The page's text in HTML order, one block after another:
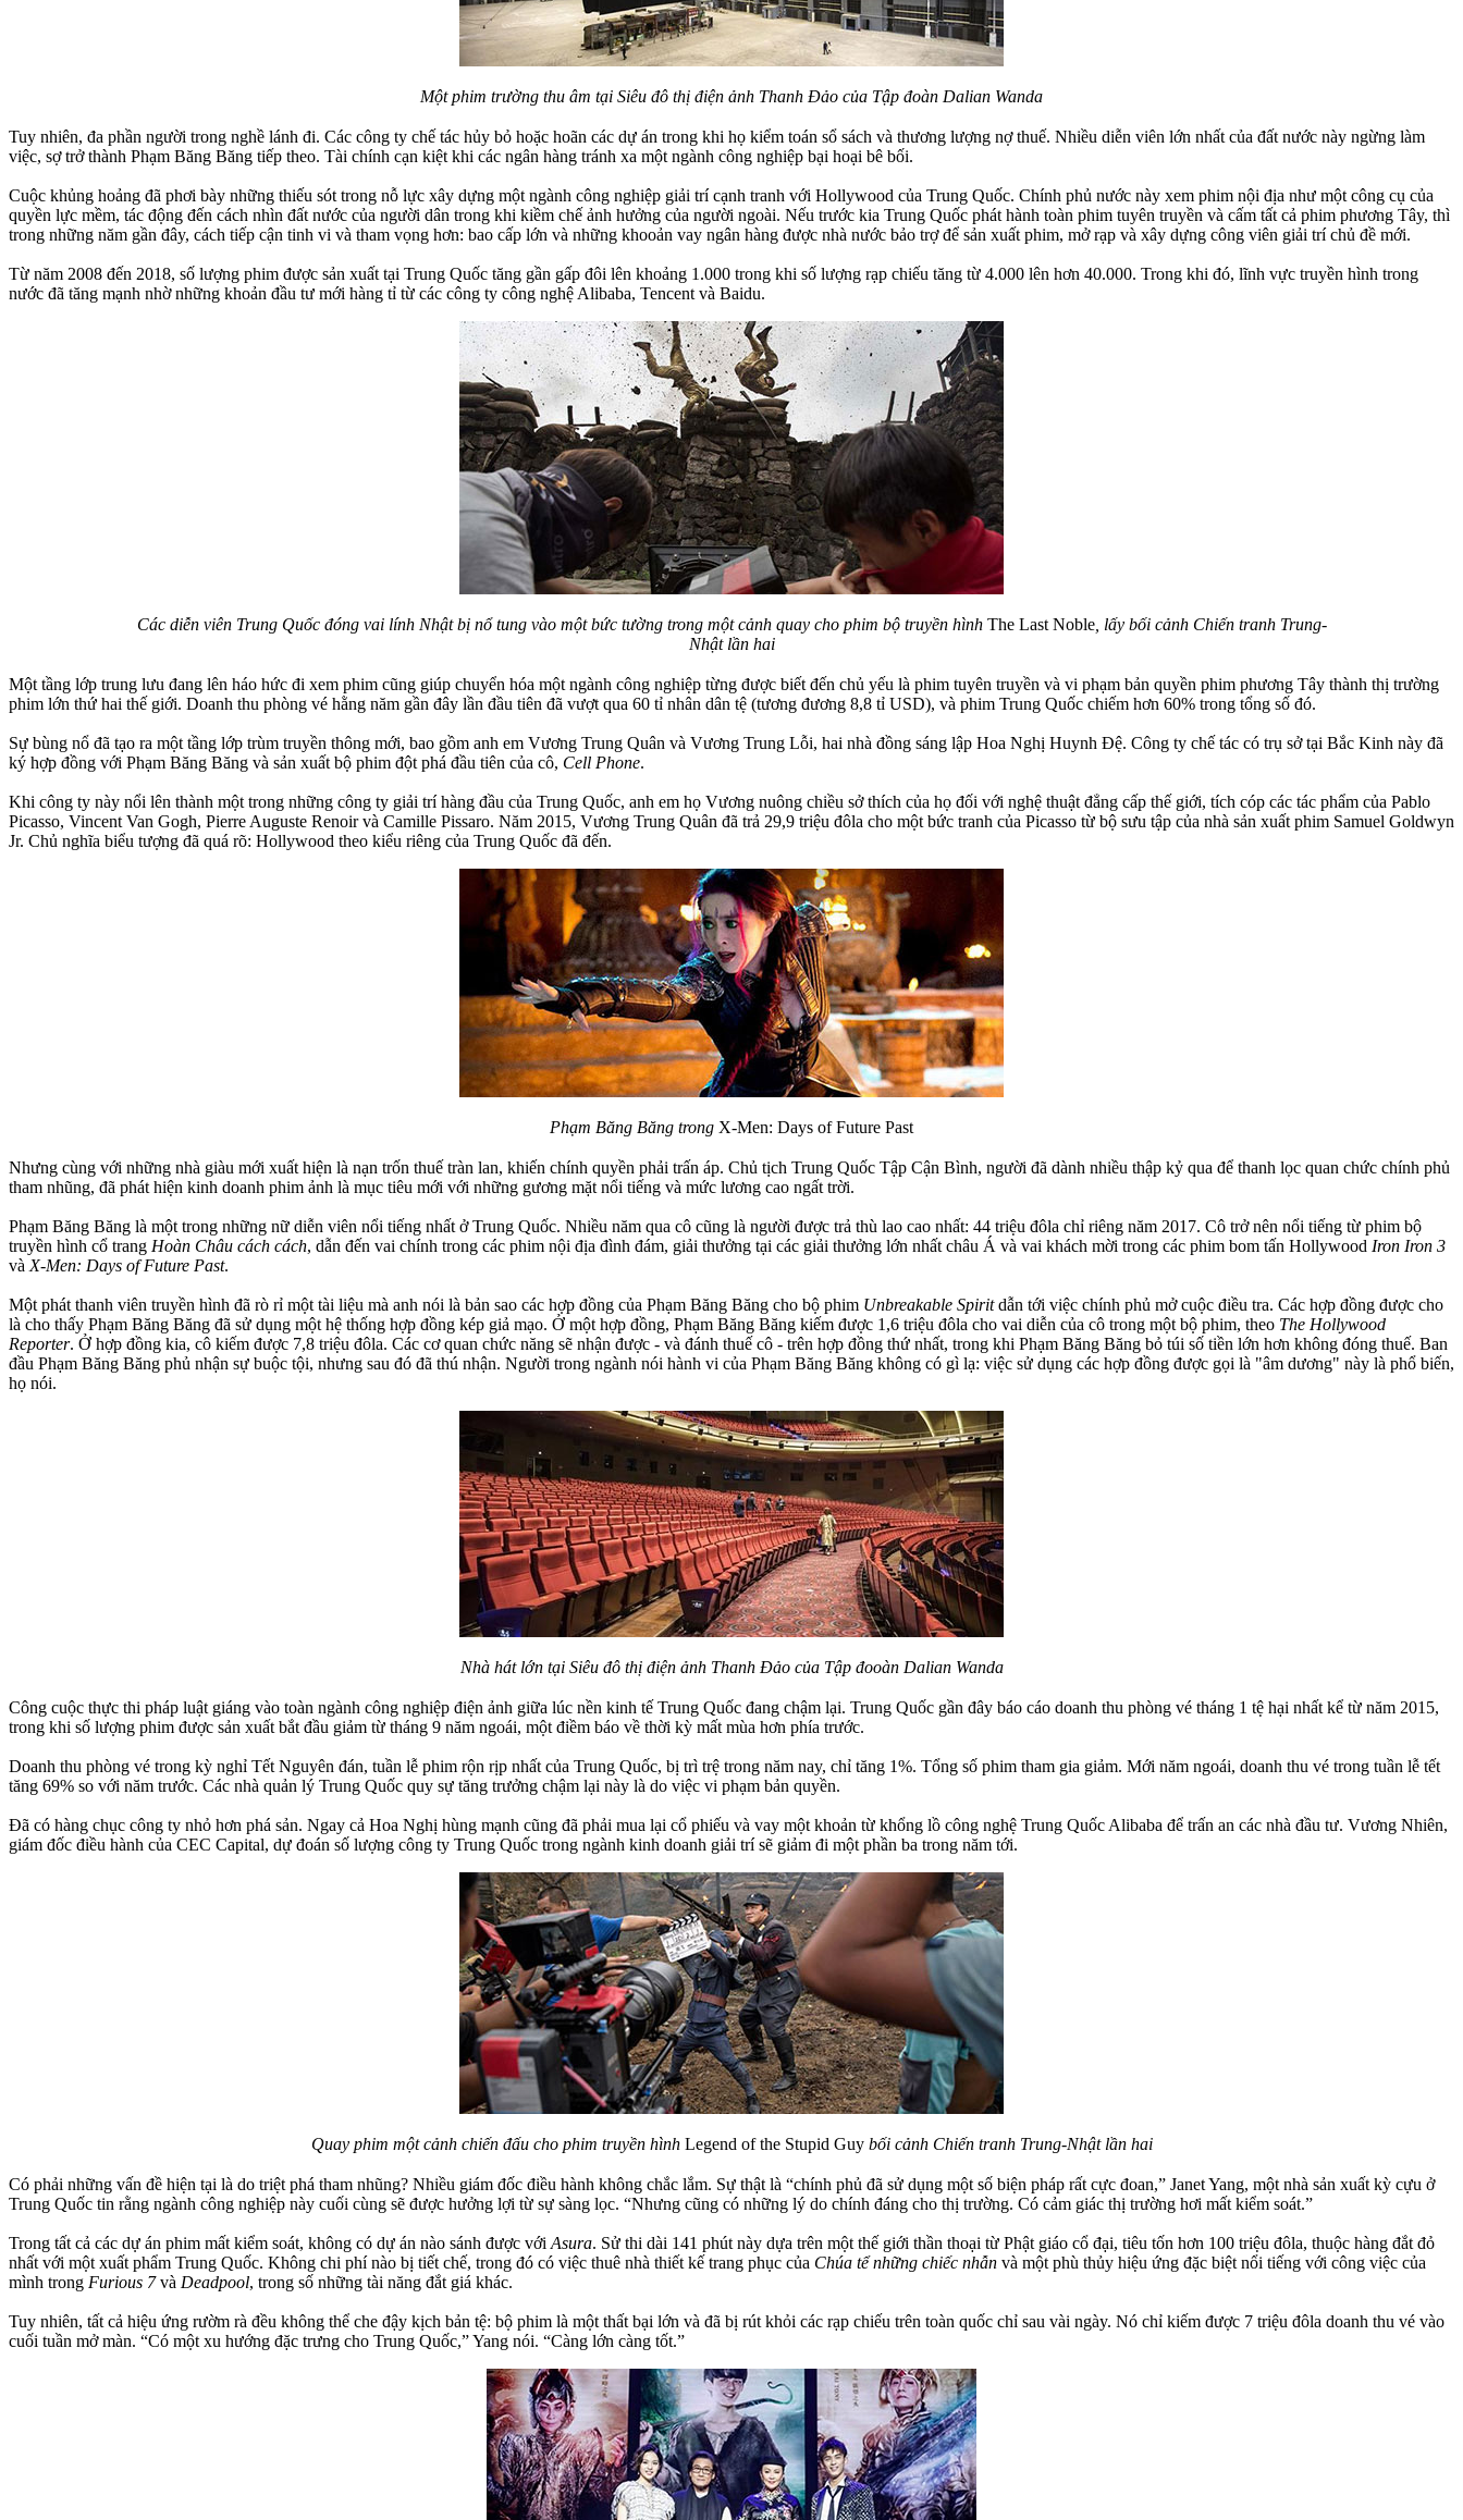
Một phim trường thu âm tại Siêu đô thị điện ảnh Thanh Đảo của Tập đoàn Dalian Wanda
Tuy nhiên, đa phần người trong nghề lánh đi. Các công ty chế tác hủy bỏ hoặc hoãn các dự án trong khi họ kiểm toán sổ sách và thương lượng nợ thuế. Nhiều diễn viên lớn nhất của đất nước này ngừng làm
việc, sợ trở thành Phạm Băng Băng tiếp theo. Tài chính cạn kiệt khi các ngân hàng tránh xa một ngành công nghiệp bại hoại bê bối.
Cuộc khủng hoảng đã phơi bày những thiếu sót trong nỗ lực xây dựng một ngành công nghiệp giải trí cạnh tranh với Hollywood của Trung Quốc. Chính phủ nước này xem phim nội địa như một công cụ của
quyền lực mềm, tác động đến cách nhìn đất nước của người dân trong khi kiềm chế ảnh hưởng của người ngoài. Nếu trước kia Trung Quốc phát hành toàn phim tuyên truyền và cấm tất cả phim phương Tây, thì
trong những năm gần đây, cách tiếp cận tinh vi và tham vọng hơn: bao cấp lớn và những khooản vay ngân hàng được nhà nước bảo trợ để sản xuất phim, mở rạp và xây dựng công viên giải trí chủ đề mới.
Từ năm 2008 đến 2018, số lượng phim được sản xuất tại Trung Quốc tăng gần gấp đôi lên khoảng 1.000 trong khi số lượng rạp chiếu tăng từ 4.000 lên hơn 40.000. Trong khi đó, lĩnh vực truyền hình trong
nước đã tăng mạnh nhờ những khoản đầu tư mới hàng tỉ từ các công ty công nghệ Alibaba, Tencent và Baidu.
Các diễn viên Trung Quốc đóng vai lính Nhật bị nổ tung vào một bức tường trong một cảnh quay cho phim bộ truyền hìnhThe Last Noble, lấy bối cảnh Chiến tranh Trung-
Nhật lần hai
Một tầng lớp trung lưu đang lên háo hức đi xem phim cũng giúp chuyển hóa một ngành công nghiệp từng được biết đến chủ yếu là phim tuyên truyền và vi phạm bản quyền phim phương Tây thành thị trường
phim lớn thứ hai thế giới. Doanh thu phòng vé hằng năm gần đây lần đầu tiên đã vượt qua 60 tỉ nhân dân tệ (tương đương 8,8 tỉ USD), và phim Trung Quốc chiếm hơn 60% trong tổng số đó.
Sự bùng nổ đã tạo ra một tầng lớp trùm truyền thông mới, bao gồm anh em Vương Trung Quân và Vương Trung Lỗi, hai nhà đồng sáng lập Hoa Nghị Huynh Đệ. Công ty chế tác có trụ sở tại Bắc Kinh này đã
ký hợp đồng với Phạm Băng Băng và sản xuất bộ phim đột phá đầu tiên của cô, Cell Phone.
Khi công ty này nổi lên thành một trong những công ty giải trí hàng đầu của Trung Quốc, anh em họ Vương nuông chiều sở thích của họ đối với nghệ thuật đẳng cấp thế giới, tích cóp các tác phẩm của Pablo
Picasso, Vincent Van Gogh, Pierre Auguste Renoir và Camille Pissaro. Năm 2015, Vương Trung Quân đã trả 29,9 triệu đôla cho một bức tranh của Picasso từ bộ sưu tập của nhà sản xuất phim Samuel Goldwyn
Jr. Chủ nghĩa biểu tượng đã quá rõ: Hollywood theo kiểu riêng của Trung Quốc đã đến.
Phạm Băng Băng trong X-Men: Days of Future Past
Nhưng cùng với những nhà giàu mới xuất hiện là nạn trốn thuế tràn lan, khiến chính quyền phải trấn áp. Chủ tịch Trung Quốc Tập Cận Bình, người đã dành nhiều thập kỷ qua để thanh lọc quan chức chính phủ
tham nhũng, đã phát hiện kinh doanh phim ảnh là mục tiêu mới với những gương mặt nổi tiếng và mức lương cao ngất trời.
Phạm Băng Băng là một trong những nữ diễn viên nổi tiếng nhất ở Trung Quốc. Nhiều năm qua cô cũng là người được trả thù lao cao nhất: 44 triệu đôla chỉ riêng năm 2017. Cô trở nên nổi tiếng từ phim bộ
truyền hình cổ trang Hoàn Châu cách cách, dẫn đến vai chính trong các phim nội địa đình đám, giải thưởng tại các giải thưởng lớn nhất châu Á và vai khách mời trong các phim bom tấn Hollywood Iron Iron 3
và X-Men: Days of Future Past.
Một phát thanh viên truyền hình đã rò rỉ một tài liệu mà anh nói là bản sao các hợp đồng của Phạm Băng Băng cho bộ phim Unbreakable Spiritdẫn tới việc chính phủ mở cuộc điều tra. Các hợp đồng được cho
là cho thấy Phạm Băng Băng đã sử dụng một hệ thống hợp đồng kép giả mạo. Ở một hợp đồng, Phạm Băng Băng kiếm được 1,6 triệu đôla cho vai diễn của cô trong một bộ phim, theo The Hollywood
Reporter. Ở hợp đồng kia, cô kiếm được 7,8 triệu đôla. Các cơ quan chức năng sẽ nhận được - và đánh thuế cô - trên hợp đồng thứ nhất, trong khi Phạm Băng Băng bỏ túi số tiền lớn hơn không đóng thuế. Ban
đầu Phạm Băng Băng phủ nhận sự buộc tội, nhưng sau đó đã thú nhận. Người trong ngành nói hành vi của Phạm Băng Băng không có gì lạ: việc sử dụng các hợp đồng được gọi là "âm dương" này là phổ biến,
họ nói.
Nhà hát lớn tại Siêu đô thị điện ảnh Thanh Đảo của Tập đooàn Dalian Wanda
Công cuộc thực thi pháp luật giáng vào toàn ngành công nghiệp điện ảnh giữa lúc nền kinh tế Trung Quốc đang chậm lại. Trung Quốc gần đây báo cáo doanh thu phòng vé tháng 1 tệ hại nhất kể từ năm 2015,
trong khi số lượng phim được sản xuất bắt đầu giảm từ tháng 9 năm ngoái, một điềm báo về thời kỳ mất mùa hơn phía trước.
Doanh thu phòng vé trong kỳ nghỉ Tết Nguyên đán, tuần lễ phim rộn rịp nhất của Trung Quốc, bị trì trệ trong năm nay, chỉ tăng 1%. Tổng số phim tham gia giảm. Mới năm ngoái, doanh thu vé trong tuần lễ tết
tăng 69% so với năm trước. Các nhà quản lý Trung Quốc quy sự tăng trưởng chậm lại này là do việc vi phạm bản quyền.
Đã có hàng chục công ty nhỏ hơn phá sản. Ngay cả Hoa Nghị hùng mạnh cũng đã phải mua lại cổ phiếu và vay một khoản từ khổng lồ công nghệ Trung Quốc Alibaba để trấn an các nhà đầu tư. Vương Nhiên,
giám đốc điều hành của CEC Capital, dự đoán số lượng công ty Trung Quốc trong ngành kinh doanh giải trí sẽ giảm đi một phần ba trong năm tới.
Quay phim một cảnh chiến đấu cho phim truyền hìnhLegend of the Stupid Guy bối cảnh Chiến tranh Trung-Nhật lần hai
Có phải những vấn đề hiện tại là do triệt phá tham nhũng? Nhiều giám đốc điều hành không chắc lắm. Sự thật là “chính phủ đã sử dụng một số biện pháp rất cực đoan,” Janet Yang, một nhà sản xuất kỳ cựu ở
Trung Quốc tin rằng ngành công nghiệp này cuối cùng sẽ được hưởng lợi từ sự sàng lọc. “Nhưng cũng có những lý do chính đáng cho thị trường. Có cảm giác thị trường hơi mất kiểm soát.”
Trong tất cả các dự án phim mất kiểm soát, không có dự án nào sánh được với Asura. Sử thi dài 141 phút này dựa trên một thế giới thần thoại từ Phật giáo cổ đại, tiêu tốn hơn 100 triệu đôla, thuộc hàng đắt đỏ
nhất với một xuất phẩm Trung Quốc. Không chi phí nào bị tiết chế, trong đó có việc thuê nhà thiết kế trang phục của Chúa tể những chiếc nhẫn và một phù thủy hiệu ứng đặc biệt nổi tiếng với công việc của
mình trong Furious 7và Deadpool, trong số những tài năng đắt giá khác.
Tuy nhiên, tất cả hiệu ứng rườm rà đều không thể che đậy kịch bản tệ: bộ phim là một thất bại lớn và đã bị rút khỏi các rạp chiếu trên toàn quốc chỉ sau vài ngày. Nó chỉ kiếm được 7 triệu đôla doanh thu vé vào
cuối tuần mở màn. “Có một xu hướng đặc trưng cho Trung Quốc,” Yang nói. “Càng lớn càng tốt.”